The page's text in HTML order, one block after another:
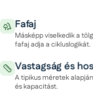
Fafaj
Másképp viselkedik a
fafaj adja a cikluslogikát.
Vastagság és
A tipikus méretek
és kapacitást.